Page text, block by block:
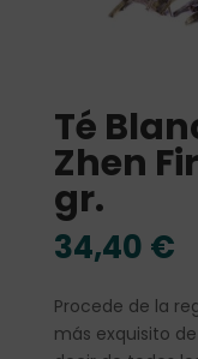
Té
Zhen
gr.
34,40 €
Procede de la
más exquisito